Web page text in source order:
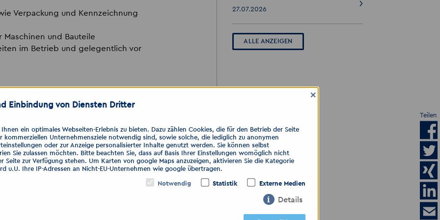
Verpackung und Kennzeichnung
und Bauteile
im Betrieb und gelegentlich vor
(m/w/d) oder Holzmechaniker
mit Druckluftnaglern
Belastbarkeit
kein Muss
27.07.2026
ALLE ANZEIGEN
Teilen
Einbindung von Diensten Dritter
×
ein optimales Webseiten-Erlebnis zu bieten. Dazu zählen Cookies, die für den Betrieb der Seite
kommerziellen Unternehmensziele notwendig sind, sowie solche, die lediglich zu anonymen
oder zur Anzeige personalisierter Inhalte genutzt werden. Sie können selbst
Sie zulassen möchten. Bitte beachten Sie, dass auf Basis Ihrer Einstellungen womöglich nicht
Seite zur Verfügung stehen. Um Karten von google Maps anzuzeigen, aktivieren Sie die Kategorie
u.U. Ihre IP-Adressen an Nicht-EU-Unternehmen wie google übertragen.
Notwendig Statistik Externe Medien
Details